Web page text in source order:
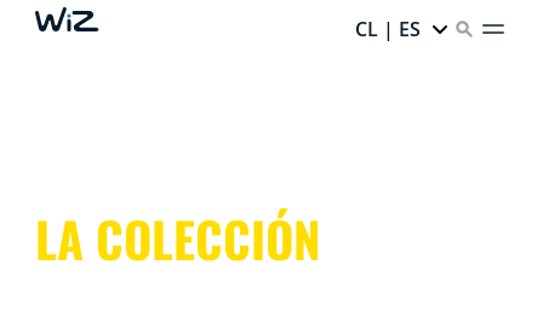
CL | ES
LA COLECCIÓN